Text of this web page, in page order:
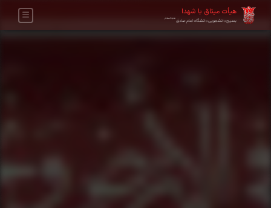
هیأت میثاق با شهدا
بسیج دانشجویی دانشگاه امام صادقعلیه‌السلام